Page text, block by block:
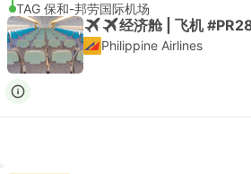
TAG 保和-邦劳国际机场
经济舱 | 飞机
Philippine Airlines